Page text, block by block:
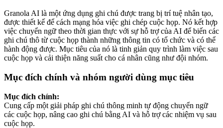
Granola AI là một ứng dụng ghi chú được trang bị trí tuệ nhân tạo,
được thiết kế để cách mạng hóa việc ghi chép cuộc họp. Nó kết hợp
việc chuyển ngữ theo thời gian thực với sự hỗ trợ của AI để biến các
ghi chú thô từ cuộc họp thành những thông tin có tổ chức và có thể
hành động được. Mục tiêu của nó là tinh giản quy trình làm việc sau
cuộc họp và cải thiện năng suất cho cá nhân cũng như đội nhóm.
Mục đích chính và nhóm người dùng mục tiêu
Mục đích chính:
Cung cấp một giải pháp ghi chú thông minh tự động chuyển ngữ
các cuộc họp, nâng cao ghi chú bằng AI và hỗ trợ các nhiệm vụ sau
cuộc họp.